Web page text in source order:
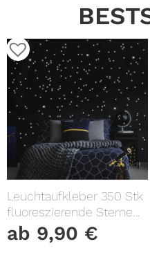
Leuchtaufkleber 350 Stk
fluoreszierende Sterne
und Punkte leuchten im
Dunklen Kinderzimmer
ab 9,90 €